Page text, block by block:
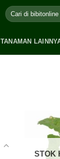
TANAMAN
STOK